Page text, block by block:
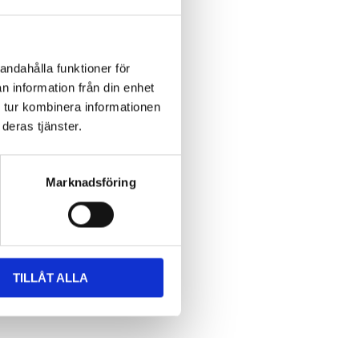
funktioner för
information från din enhet
kombinera informationen
tjänster.
Marknadsföring
TILLÅT ALLA